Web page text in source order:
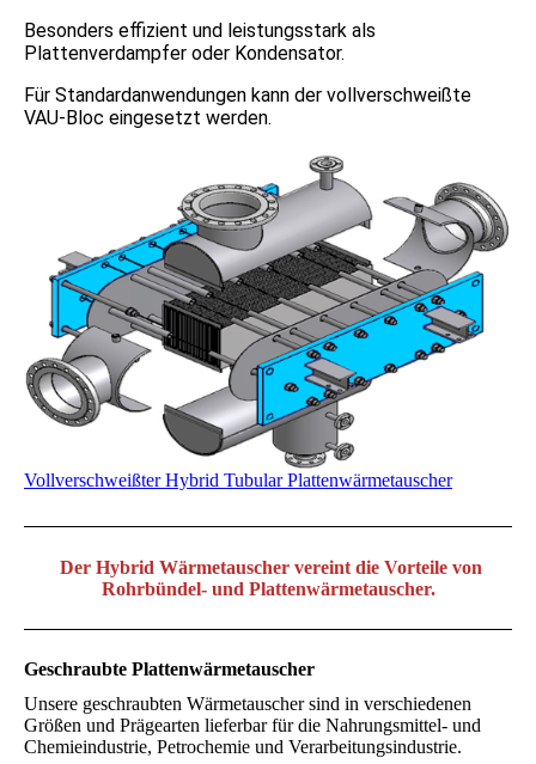
Besonders effizient und leistungsstark als
Plattenverdampfer oder Kondensator.
Für Standardanwendungen kann der vollverschweißte
VAU-Bloc eingesetzt werden.
Vollverschweißter Hybrid Tubular Plattenwärmetauscher
Der Hybrid Wärmetauscher vereint die Vorteile von
Rohrbündel- und Plattenwärmetauscher.
Geschraubte Plattenwärmetauscher
Unsere geschraubten Wärmetauscher sind in verschiedenen
Größen und Prägearten lieferbar für die Nahrungs­mittel- und
Chemieindustrie, Petrochemie und Verarbeitungsindustrie.